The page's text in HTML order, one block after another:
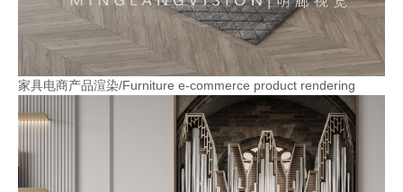
家具电商产品渲染/Furniture e-commerce product rendering